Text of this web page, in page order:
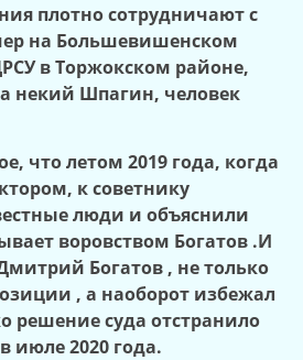
плотно сотрудничают с
на Большевишенском
в Торжокском районе,
некий Шпагин, человек
что летом 2019 года, когда
к советнику
люди и объяснили
воровством Богатов .И
Дмитрий Богатов , не только
, а наоборот избежал
решение суда отстранило
июле 2020 года.